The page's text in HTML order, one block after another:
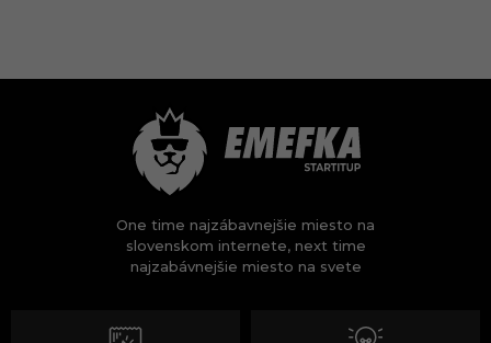
One time najzábavnejšie miesto na
slovenskom internete, next time
najzabávnejšie miesto na svete